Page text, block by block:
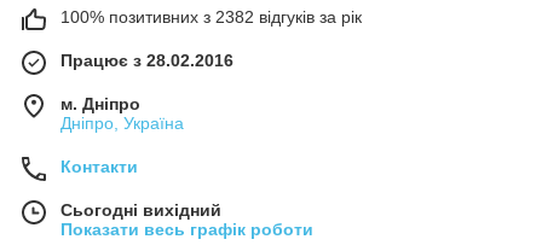
100% позитивних з 2382 відгуків за рік
Працює з 28.02.2016
м. Дніпро
Дніпро, Україна
Контакти
Сьогодні вихідний
Показати весь графік роботи